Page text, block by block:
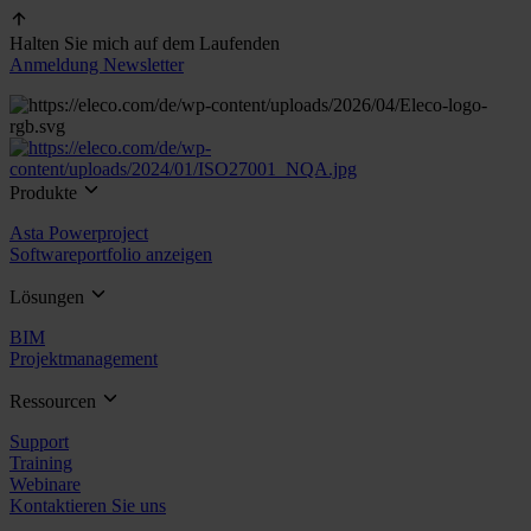
Halten Sie mich auf dem Laufenden
Anmeldung Newsletter
Produkte
Asta Powerproject
Softwareportfolio anzeigen
Lösungen
BIM
Projektmanagement
Ressourcen
Support
Training
Webinare
Kontaktieren Sie uns